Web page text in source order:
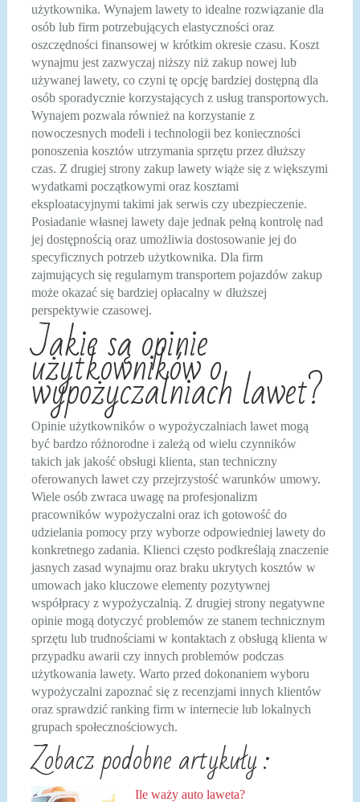
użytkownika. Wynajem lawety to idealne rozwiązanie dla
osób lub firm potrzebujących elastyczności oraz
oszczędności finansowej w krótkim okresie czasu. Koszt
wynajmu jest zazwyczaj niższy niż zakup nowej lub
używanej lawety, co czyni tę opcję bardziej dostępną dla
osób sporadycznie korzystających z usług transportowych.
Wynajem pozwala również na korzystanie z
nowoczesnych modeli i technologii bez konieczności
ponoszenia kosztów utrzymania sprzętu przez dłuższy
czas. Z drugiej strony zakup lawety wiąże się z większymi
wydatkami początkowymi oraz kosztami
eksploatacyjnymi takimi jak serwis czy ubezpieczenie.
Posiadanie własnej lawety daje jednak pełną kontrolę nad
jej dostępnością oraz umożliwia dostosowanie jej do
specyficznych potrzeb użytkownika. Dla firm
zajmujących się regularnym transportem pojazdów zakup
może okazać się bardziej opłacalny w dłuższej
perspektywie czasowej.
Jakie są opinie
użytkowników o
wypożyczalniach lawet?
Opinie użytkowników o wypożyczalniach lawet mogą
być bardzo różnorodne i zależą od wielu czynników
takich jak jakość obsługi klienta, stan techniczny
oferowanych lawet czy przejrzystość warunków umowy.
Wiele osób zwraca uwagę na profesjonalizm
pracowników wypożyczalni oraz ich gotowość do
udzielania pomocy przy wyborze odpowiedniej lawety do
konkretnego zadania. Klienci często podkreślają znaczenie
jasnych zasad wynajmu oraz braku ukrytych kosztów w
umowach jako kluczowe elementy pozytywnej
współpracy z wypożyczalnią. Z drugiej strony negatywne
opinie mogą dotyczyć problemów ze stanem technicznym
sprzętu lub trudnościami w kontaktach z obsługą klienta w
przypadku awarii czy innych problemów podczas
użytkowania lawety. Warto przed dokonaniem wyboru
wypożyczalni zapoznać się z recenzjami innych klientów
oraz sprawdzić ranking firm w internecie lub lokalnych
grupach społecznościowych.
Zobacz podobne artykuły :
Ile waży auto laweta?